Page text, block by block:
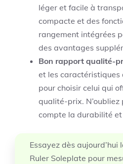
léger et facile à
compacte et des
rangement intégrées
des avantages
Bon rapport qualité-
et les caractéristiques
pour choisir celui qui
qualité-prix. N’oubliez
compte la durabilité et
Essayez dès
Ruler Soleplate pour